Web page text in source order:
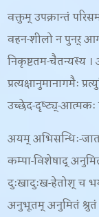
वक्तुम् उपक्रान्तं
वहन-शीलो न पुनर्
निकृष्टतम-चैतन्यस्य
प्रत्यक्षानुमानागमैः
उच्छेद-दृष्ट्य्-आत्मकः
अयम् अभिसन्धिः-
कम्पा-विशेषाद्
दुःखादुःख-हेतोश् च
अनुभूतम् अनुमितं श्रुतं